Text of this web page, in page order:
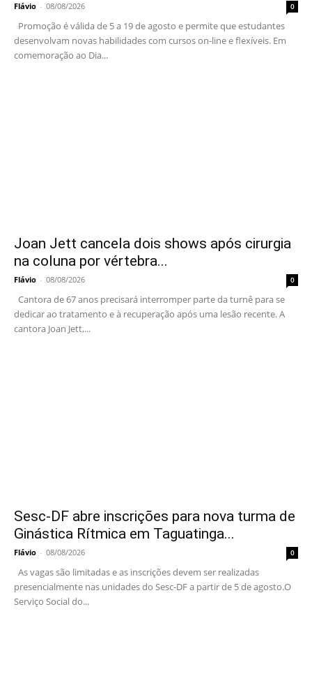
Flávio - 08/08/2026 0
Promoção é válida de 5 a 19 de agosto e permite que estudantes
desenvolvam novas habilidades com cursos on-line e flexíveis. Em
comemoração ao Dia...
Joan Jett cancela dois shows após cirurgia
na coluna por vértebra...
Flávio - 08/08/2026 0
Cantora de 67 anos precisará interromper parte da turnê para se
dedicar ao tratamento e à recuperação após uma lesão recente. A
cantora Joan Jett,...
Sesc-DF abre inscrições para nova turma de
Ginástica Rítmica em Taguatinga...
Flávio - 08/08/2026 0
As vagas são limitadas e as inscrições devem ser realizadas
presencialmente nas unidades do Sesc-DF a partir de 5 de agosto.O
Serviço Social do...